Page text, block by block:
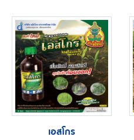
เอสโกร